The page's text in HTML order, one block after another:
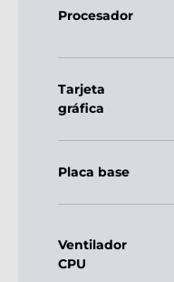
Procesador
Tarjeta
gráfica
Placa base
Ventilador
CPU